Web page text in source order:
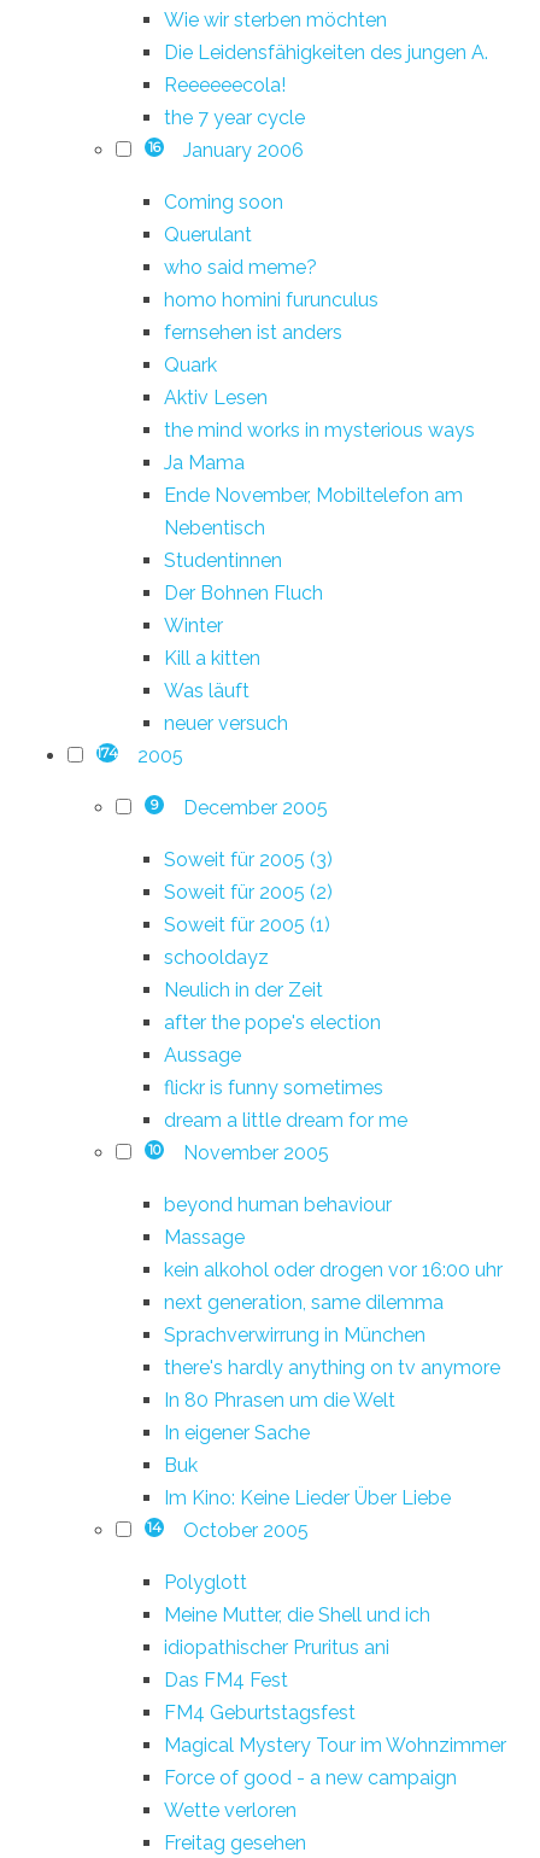
Wie wir sterben möchten
Die Leidensfähigkeiten des jungen A.
Reeeeeecola!
the 7 year cycle
16 January 2006
Coming soon
Querulant
who said meme?
homo homini furunculus
fernsehen ist anders
Quark
Aktiv Lesen
the mind works in mysterious ways
Ja Mama
Ende November, Mobiltelefon am
Nebentisch
Studentinnen
Der Bohnen Fluch
Winter
Kill a kitten
Was läuft
neuer versuch
174 2005
9 December 2005
Soweit für 2005 (3)
Soweit für 2005 (2)
Soweit für 2005 (1)
schooldayz
Neulich in der Zeit
after the pope's election
Aussage
flickr is funny sometimes
dream a little dream for me
10 November 2005
beyond human behaviour
Massage
kein alkohol oder drogen vor 16:00 uhr
next generation, same dilemma
Sprachverwirrung in München
there's hardly anything on tv anymore
In 80 Phrasen um die Welt
In eigener Sache
Buk
Im Kino: Keine Lieder Über Liebe
14 October 2005
Polyglott
Meine Mutter, die Shell und ich
idiopathischer Pruritus ani
Das FM4 Fest
FM4 Geburtstagsfest
Magical Mystery Tour im Wohnzimmer
Force of good - a new campaign
Wette verloren
Freitag gesehen